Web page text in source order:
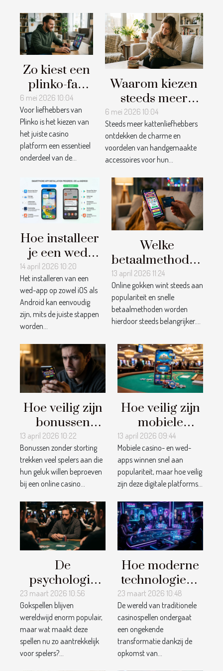
Zo kiest een
plinko-fan
zijn favoriete
casino
platform
6 mei 2026 10:04
Voor liefhebbers van
Plinko is het kiezen van
het juiste casino
platform een essentieel
onderdeel van de...
Waarom kiezen
steeds meer
kattenliefhebbers
voor
handgemaakte
accessoires?
6 mei 2026 10:04
Steeds meer kattenliefhebbers
ontdekken de charme en
voordelen van handgemaakte
accessoires voor hun...
Hoe installeer
je een wed-
app op iOS en
Android?
14 april 2026 10:20
Het installeren van een
wed-app op zowel iOS als
Android kan eenvoudig
zijn, mits de juiste stappen
worden...
Welke
betaalmethoden
zijn het snelst
voor online
goktransacties?
13 april 2026 11:24
Online gokken wint steeds aan
populariteit en snelle
betaalmethoden worden
hierdoor steeds belangrijker....
Hoe veilig zijn
bonussen
zonder
storting bij
online
casino's?
13 april 2026 10:22
Bonussen zonder storting
trekken veel spelers aan die
hun geluk willen beproeven
bij een online casino...
Hoe veilig zijn
mobiele
casino- en
wed-apps?
13 april 2026 09:44
Mobiele casino- en wed-
apps winnen snel aan
populariteit, maar hoe veilig
zijn deze digitale platforms...
De
psychologie
achter
gokspellen:
wat trekt
spelers aan?
23 maart 2026 10:56
Gokspellen blijven
wereldwijd enorm populair,
maar wat maakt deze
spellen nu zo aantrekkelijk
voor spelers?...
Hoe moderne
technologieën
traditionele
casinospellen
transformeren
23 maart 2026 10:48
De wereld van traditionele
casinospellen ondergaat
een ongekende
transformatie dankzij de
opkomst van...